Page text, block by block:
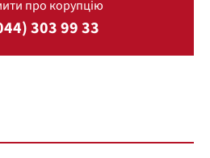
про корупцію
303 99 33